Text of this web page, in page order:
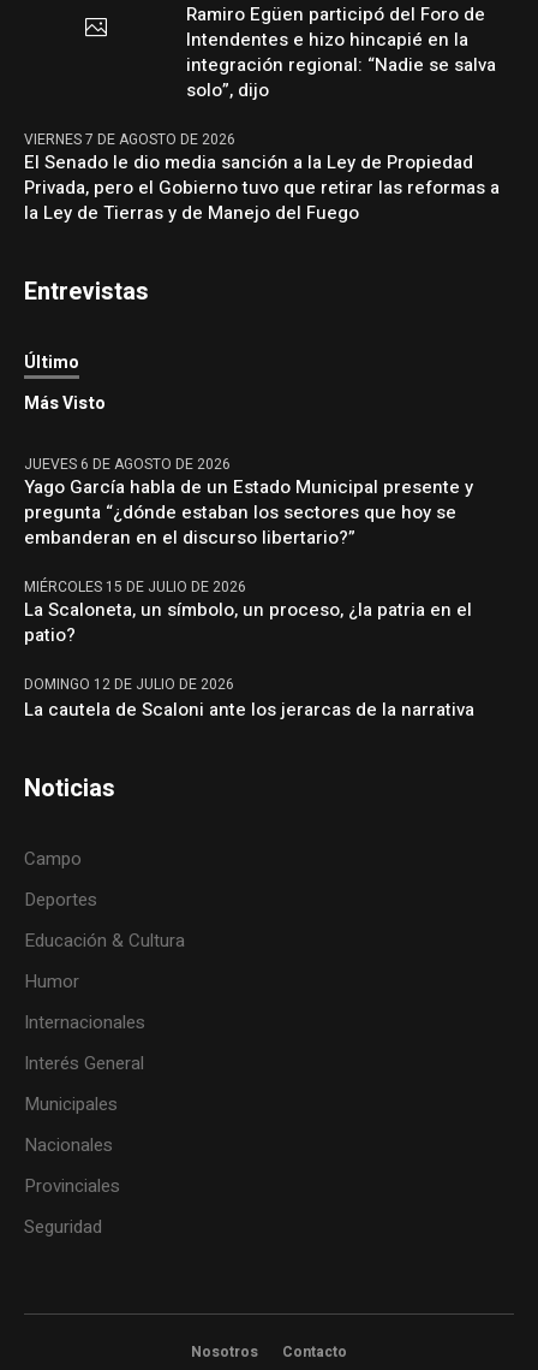
Ramiro Egüen participó del Foro de
Intendentes e hizo hincapié en la
integración regional: “Nadie se salva
solo”, dijo
VIERNES 7 DE AGOSTO DE 2026
El Senado le dio media sanción a la Ley de Propiedad
Privada, pero el Gobierno tuvo que retirar las reformas a
la Ley de Tierras y de Manejo del Fuego
Entrevistas
Último
Más Visto
JUEVES 6 DE AGOSTO DE 2026
Yago García habla de un Estado Municipal presente y
pregunta “¿dónde estaban los sectores que hoy se
embanderan en el discurso libertario?”
MIÉRCOLES 15 DE JULIO DE 2026
La Scaloneta, un símbolo, un proceso, ¿la patria en el
patio?
DOMINGO 12 DE JULIO DE 2026
La cautela de Scaloni ante los jerarcas de la narrativa
Noticias
Campo
Deportes
Educación & Cultura
Humor
Internacionales
Interés General
Municipales
Nacionales
Provinciales
Seguridad
Nosotros Contacto